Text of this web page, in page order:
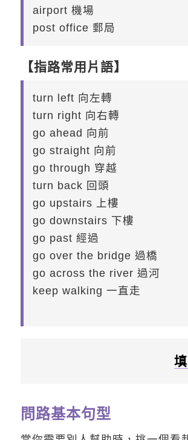
airport 機場
post office 郵局
【指路常用片語】
turn left 向左轉
turn right 向右轉
go ahead 向前
go straight 向前
go through 穿越
turn back 回頭
go upstairs 上樓
go downstairs 下樓
go past 經過
go over the bridge 過橋
go across the river 過河
keep walking 一直走
問路基本句型